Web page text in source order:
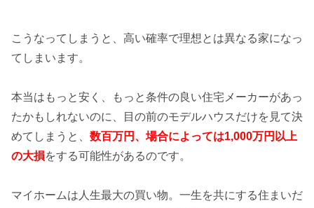
こうなってしまうと、高い確率で理想とは異なる家になっ
てしまいます。
本当はもっと安く、もっと条件の良い住宅メーカーがあっ
たかもしれないのに、目の前のモデルハウスだけを見て決
めてしまうと、 数百万円、場合によっては1,000万円以上
の大損をする可能性があるのです。
マイホームは人生最大の買い物。一生を共にする住まいだ